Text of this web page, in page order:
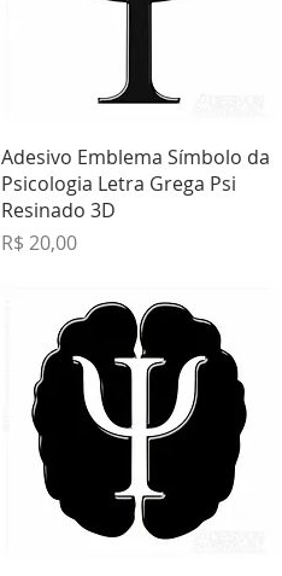
Visualização rápida
Adesivo Emblema Símbolo da
Psicologia Letra Grega Psi
Resinado 3D
Preço
R$ 20,00